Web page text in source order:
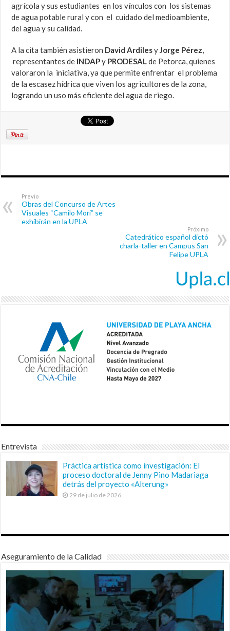
agrícola y sus estudiantes en los vínculos con los sistemas
de agua potable rural y con el cuidado del medioambiente,
del agua y su calidad.
A la cita también asistieron David ArdilesyJorge Pérez,
representantes de INDAPy PRODESALde Petorca, quienes
valoraron la iniciativa, ya que permite enfrentar el problema
de la escasez hídrica que viven los agricultores de la zona,
logrando un uso más eficiente del agua de riego.
Previo
Obras del Concurso de Artes
Visuales “Camilo Mori” se
exhibirán en la UPLA
Próximo
Catedrático español dictó
charla-taller en Campus San
Felipe UPLA
Entrevista
Práctica artística como investigación: El
proceso doctoral de Jenny Pino Madariaga
detrás del proyecto «Alterung»
29 de julio de 2026
Aseguramiento de la Calidad